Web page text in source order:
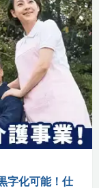
字化可能！仕